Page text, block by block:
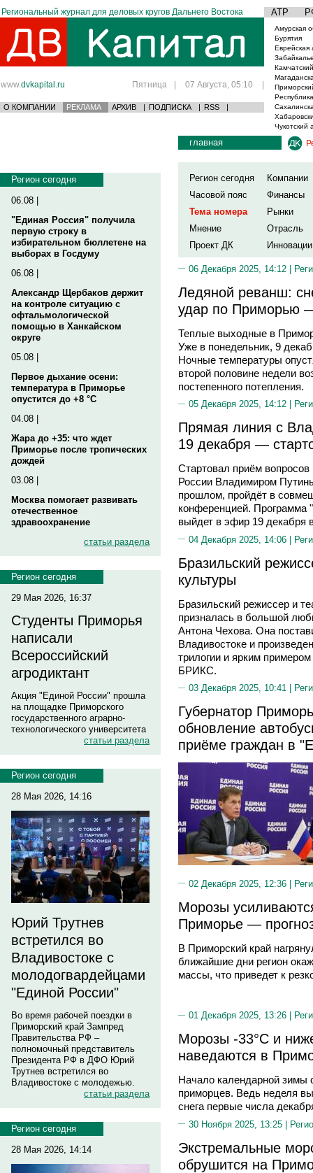
Региональный журнал для деловых кругов Дальнего Востока АТР
www.dvkapital.ru Пятница | 07 Августа, 05:10 |
О КОМПАНИИ РЕКЛАМА АРХИВ | ПОДПИСКА | RSS |
Амурская
Бурятия
Еврейская
Чукотский
Регион сегодня
06.08 |
"Единая Россия" получила
первую строку в
избирательном бюллетене на
выборах в Госдуму
06.08 |
Александр Щербаков держит
на контроле ситуацию с
офтальмологической
помощью в Ханкайском
округе
05.08 |
Первое дыхание осени:
температура в Приморье
опустится до +8 °C
04.08 |
Жара до +35: что ждет
Приморье после тропических
дождей
03.08 |
Москва помогает развивать
отечественное
здравоохранение
статьи раздела
Регион сегодня
29 Мая 2026, 16:37
Студенты Приморья
написали
Всероссийский
агродиктант
Акция "Единой России" прошла
на площадке Приморского
государственного аграрно-
технологического университета
статьи раздела
Регион сегодня
28 Мая 2026, 14:16
Юрий Трутнев
встретился во
Владивостоке с
молодогвардейцами
"Единой России"
Во время рабочей поездки в
Приморский край Зампред
Правительства РФ –
полномочный представитель
Президента РФ в ДФО Юрий
Трутнев встретился во
Владивостоке с молодежью.
статьи раздела
Регион сегодня
28 Мая 2026, 14:14
главная
Регион сегодня
Компании
Часовой пояс
Финансы
Тема номера
Рынки
Мнение
Отрасль
Проект ДК
Инновации
06 Декабря 2025, 14:12 |
Ледяной реванш:
удар по Приморью
Теплые выходные в
Уже в понедельник, 9
Ночные температуры
второй половине недели
постепенного потепления.
05 Декабря 2025, 14:12 |
Прямая линия с
19 декабря —
Стартовал приём
России Владимиром
прошлом, пройдёт в
конференцией. Программа
выйдет в эфир 19 декабря
04 Декабря 2025, 14:06 |
Бразильский
культуры
Бразильский режиссер и
призналась в большой
Антона Чехова. Она
Владивостоке и
трилогии и ярким
БРИКС.
03 Декабря 2025, 10:41 |
Губернатор
обновление
приёме граждан в
02 Декабря 2025, 12:36 |
Морозы
Приморье —
В Приморский край
ближайшие дни регион
массы, что приведет к
01 Декабря 2025, 13:26 |
Морозы -33°C и
наведаются в
Начало календарной зимы
приморцев. Ведь неделя
снега первые числа
30 Ноября 2025, 13:25 |
Экстремальные
обрушится на